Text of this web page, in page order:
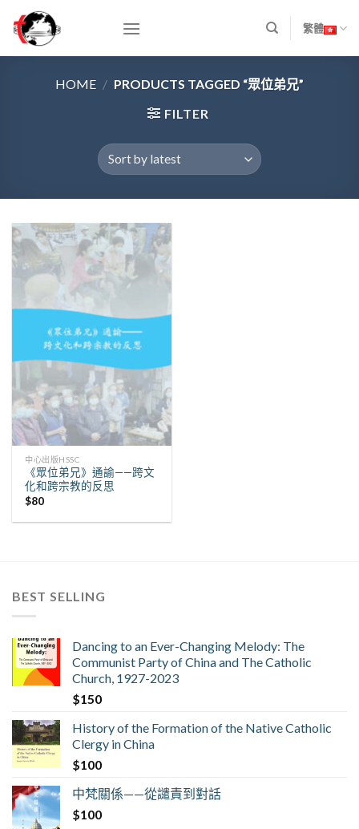
content
繁體
HOME / PRODUCTS TAGGED “眾位弟兄”
FILTER
中心出版HSSC
《眾位弟兄》通諭——跨文
化和跨宗教的反思
$80
BEST SELLING
Dancing to an Ever-Changing Melody: The
Communist Party of China and The Catholic
Church, 1927-2023
$150
History of the Formation of the Native Catholic
Clergy in China
$100
中梵關係——從譴責到對話
$100